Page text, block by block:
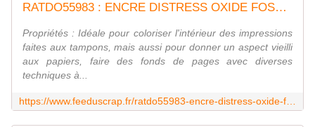
RATDO55983 : ENCRE DISTRESS OXIDE FOSSILIZED A FEE DU SCRAP
Propriétés : Idéale pour coloriser l'intérieur des impressions
faites aux tampons, mais aussi pour donner un aspect vieilli
aux papiers, faire des fonds de pages avec diverses
techniques à...